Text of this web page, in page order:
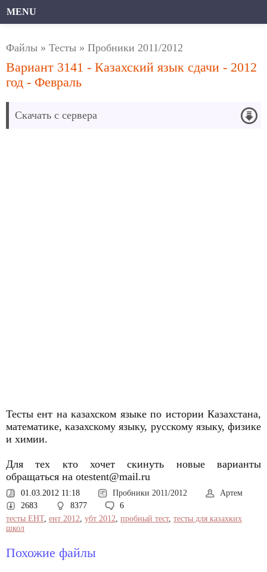
MENU
Файлы » Тесты » Пробники 2011/2012
Вариант 3141 - Казахский язык сдачи - 2012
год - Февраль
Скачать с сервера
Тесты ент на казахском языке по истории Казахстана,
математике, казахскому языку, русскому языку, физике
и химии.
Для тех кто хочет скинуть новые варианты
обращаться на otestent@mail.ru
01.03.2012 11:18 Пробники 2011/2012
Артем
2683
8377
6
тесты ЕНТ, ент 2012, убт 2012, пробный тест, тесты для казахких
школ
Похожие файлы